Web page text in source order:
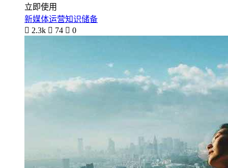
立即使用
新媒体运营知识储备
 2.3k  74  0